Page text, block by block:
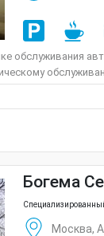
обслуживания
Богема
Москва,